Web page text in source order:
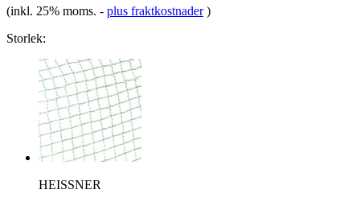
(inkl. 25% moms. - plus fraktkostnader )
Storlek:
HEISSNER